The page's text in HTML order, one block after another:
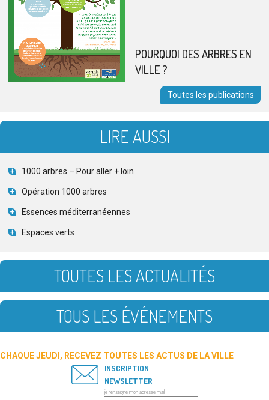
POURQUOI DES ARBRES EN
VILLE ?
Toutes les publications
LIRE AUSSI
1000 arbres – Pour aller + loin
Opération 1000 arbres
Essences méditerranéennes
Espaces verts
TOUTES LES ACTUALITÉS
TOUS LES ÉVÉNEMENTS
CHAQUE JEUDI, RECEVEZ TOUTES LES ACTUS DE LA VILLE
INSCRIPTION
NEWSLETTER